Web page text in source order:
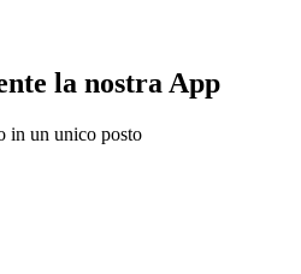
la nostra App
in un unico posto